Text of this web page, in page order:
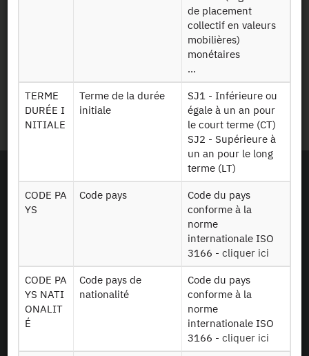
de placement
collectif en valeurs
mobilières)
monétaires
...
TERME
DURÉE I
NITIALE
Terme de la durée
initiale
SJ1 - Inférieure ou
égale à un an pour
le court terme (CT)
SJ2 - Supérieure à
un an pour le long
terme (LT)
CODE PA
YS
Code pays
Code du pays
conforme à la
norme
internationale ISO
3166 - cliquer ici
CODE PA
YS NATI
ONALIT
É
Code pays de
nationalité
Code du pays
conforme à la
norme
internationale ISO
3166 - cliquer ici
Personal data protection